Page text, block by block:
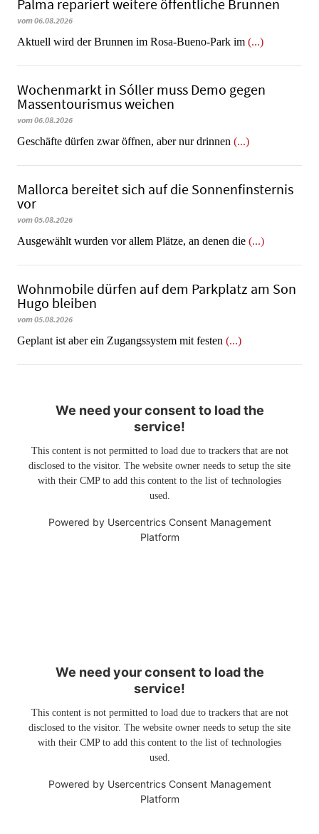
Palma repariert weitere öffentliche Brunnen
vom 06.08.2026
Aktuell wird der Brunnen im Rosa-Bueno-Park im (...)
Wochenmarkt in Sóller muss Demo gegen
Massentourismus weichen
vom 06.08.2026
Geschäfte dürfen zwar öffnen, aber nur drinnen (...)
Mallorca bereitet sich auf die Sonnenfinsternis
vor
vom 05.08.2026
Ausgewählt wurden vor allem Plätze, an denen die (...)
Wohnmobile dürfen auf dem Parkplatz am Son
Hugo bleiben
vom 05.08.2026
Geplant ist aber ein Zugangssystem mit festen (...)
We need your consent to load the
service!
This content is not permitted to load due to trackers that are not
disclosed to the visitor. The website owner needs to setup the site
with their CMP to add this content to the list of technologies
used.
Powered by Usercentrics Consent Management
Platform
We need your consent to load the
service!
This content is not permitted to load due to trackers that are not
disclosed to the visitor. The website owner needs to setup the site
with their CMP to add this content to the list of technologies
used.
Powered by Usercentrics Consent Management
Platform